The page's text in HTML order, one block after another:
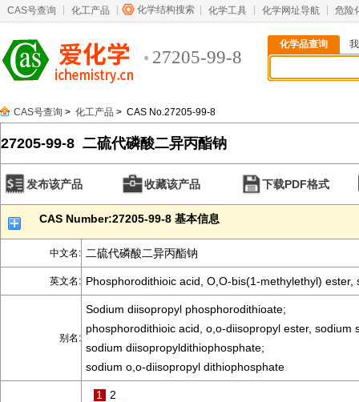
CAS号查询 化工产品 化学结构搜索 化学工具 化学网址导航 危险
27205-99-8
化学品查询
CAS号查询 > 化工产品 > CAS No.27205-99-8
27205-99-8 二硫代磷酸二异丙酯钠
发布该产品 收藏该产品 下载PDF格式
CAS Number:27205-99-8 基本信息
中文名: 二硫代磷酸二异丙酯钠
英文名: Phosphorodithioic acid, O,O-bis(1-methylethyl) ester,
别名:
Sodium diisopropyl phosphorodithioate;
phosphorodithioic acid, o,o-diisopropyl ester, sodium
sodium diisopropyldithiophosphate;
sodium o,o-diisopropyl dithiophosphate
1 2